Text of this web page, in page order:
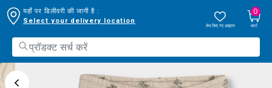
यहाँ पर डिलीवरी की जानी है :
Select your delivery location
सेव किए गए आइटम
0
कार्ट